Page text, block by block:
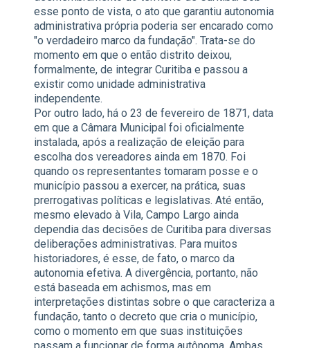
esse ponto de vista, o ato que garantiu autonomia
administrativa própria poderia ser encarado como
"o verdadeiro marco da fundação". Trata-se do
momento em que o então distrito deixou,
formalmente, de integrar Curitiba e passou a
existir como unidade administrativa
independente.
Por outro lado, há o 23 de fevereiro de 1871, data
em que a Câmara Municipal foi oficialmente
instalada, após a realização de eleição para
escolha dos vereadores ainda em 1870. Foi
quando os representantes tomaram posse e o
município passou a exercer, na prática, suas
prerrogativas políticas e legislativas. Até então,
mesmo elevado à Vila, Campo Largo ainda
dependia das decisões de Curitiba para diversas
deliberações administrativas. Para muitos
historiadores, é esse, de fato, o marco da
autonomia efetiva. A divergência, portanto, não
está baseada em achismos, mas em
interpretações distintas sobre o que caracteriza a
fundação, tanto o decreto que cria o município,
como o momento em que suas instituições